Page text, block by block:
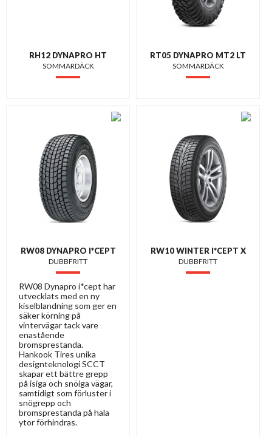
RH12 DYNAPRO HT
SOMMARDÄCK
RT05 DYNAPRO MT2 LT
SOMMARDÄCK
RW08 DYNAPRO I*CEPT
DUBBFRITT
RW08 Dynapro i*cept har
utvecklats med en ny
kiselblandning som ger en
säker körning på
vintervägar tack vare
enastående
bromsprestanda.
Hankook Tires unika
designteknologi SCCT
skapar ett bättre grepp
på isiga och snöiga vägar,
samtidigt som förluster i
snögrepp och
bromsprestanda på hala
ytor förhindras.
RW10 WINTER I*CEPT X
DUBBFRITT